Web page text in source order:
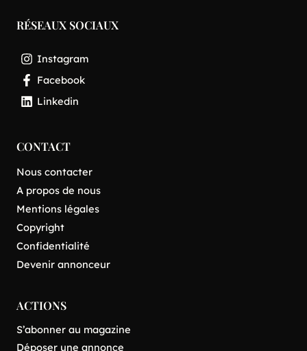
RÉSEAUX SOCIAUX
Instagram
Facebook
Linkedin
CONTACT
Nous contacter
A propos de nous
Mentions légales
Copyright
Confidentialité
Devenir annonceur
ACTIONS
S’abonner au magazine
Déposer une annonce